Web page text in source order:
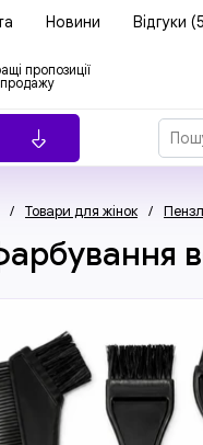
Новини Відгуки
пропозиції
/ Товари для жінок /